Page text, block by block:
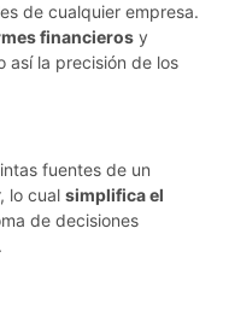
de cualquier empresa.
financieros y
así la precisión de los
fuentes de un
lo cual simplifica el
de decisiones